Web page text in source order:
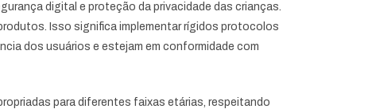
digital e proteção da privacidade das crianças.
Isso significa implementar rígidos protocolos
dos usuários e estejam em conformidade com
para diferentes faixas etárias, respeitando